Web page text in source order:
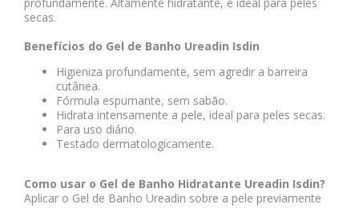
secas.
Benefícios do Gel de Banho Ureadin Isdin
Higieniza profundamente, sem agredir a barreira
cutânea.
Fórmula espumante, sem sabão.
Hidrata intensamente a pele, ideal para peles secas.
Para uso diário.
Testado dermatologicamente.
Como usar o Gel de Banho Hidratante Ureadin Isdin?
Aplicar o Gel de Banho Ureadin sobre a pele previamente